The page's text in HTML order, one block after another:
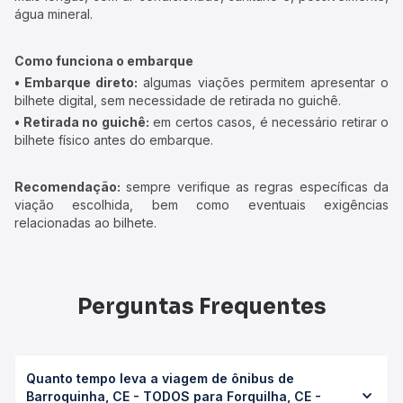
água mineral.
Como funciona o embarque
• Embarque direto: algumas viações permitem apresentar o
bilhete digital, sem necessidade de retirada no guichê.
• Retirada no guichê: em certos casos, é necessário retirar o
bilhete físico antes do embarque.
Recomendação: sempre verifique as regras específicas da
viação escolhida, bem como eventuais exigências
relacionadas ao bilhete.
Perguntas Frequentes
Quanto tempo leva a viagem de ônibus de
Barroquinha, CE - TODOS para Forquilha, CE -